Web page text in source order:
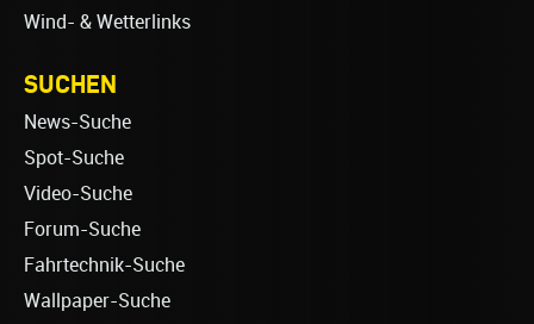
Wind- & Wetterlinks
SUCHEN
News-Suche
Spot-Suche
Video-Suche
Forum-Suche
Fahrtechnik-Suche
Wallpaper-Suche